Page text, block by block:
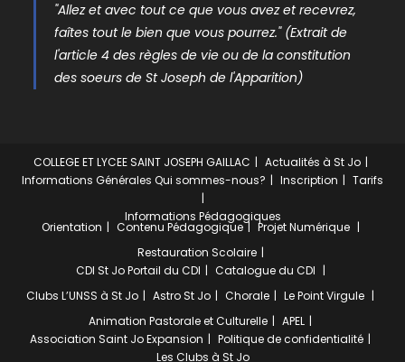
"Allez et avec tout ce que vous avez et recevrez,
faîtes tout le bien que vous pourrez." (Extrait de
l'article 4 des règles de vie ou de la constitution
des soeurs de St Joseph de l'Apparition)
COLLEGE ET LYCEE SAINT JOSEPH GAILLAC
Actualités à St Jo
Informations Générales Qui sommes-nous? Inscription Tarifs
Informations Pédagogiques
Orientation Contenu Pédagogique
Projet Numérique
Restauration Scolaire
CDI St Jo Portail du CDI
Catalogue du CDI
Clubs L’UNSS à St Jo Astro St Jo Chorale
Le Point Virgule
Animation Pastorale et Culturelle
APEL
Association Saint Jo Expansion
Politique de confidentialité
Les Clubs à St Jo